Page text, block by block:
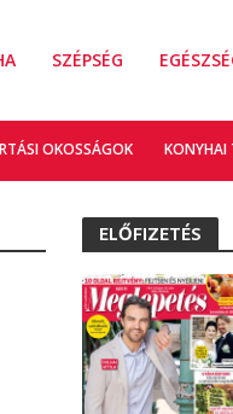
SZÉPSÉG
OKOSSÁGOK KONYHAI
ELŐFIZETÉS